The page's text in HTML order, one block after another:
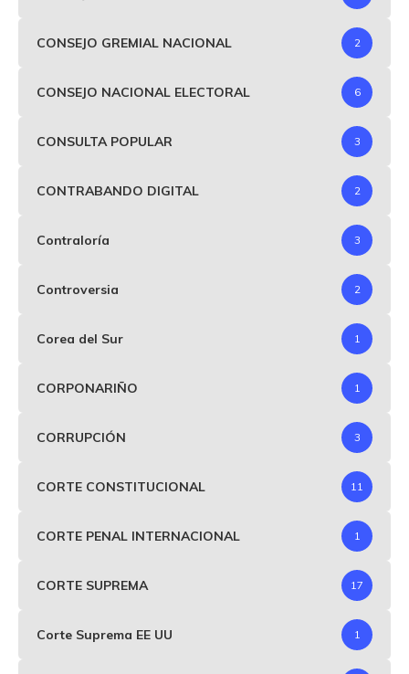
CONSEJO GREMIAL NACIONAL 2
CONSEJO NACIONAL ELECTORAL 6
CONSULTA POPULAR 3
CONTRABANDO DIGITAL 2
Contraloría 3
Controversia 2
Corea del Sur 1
CORPONARIÑO 1
CORRUPCIÓN 3
CORTE CONSTITUCIONAL 11
CORTE PENAL INTERNACIONAL 1
CORTE SUPREMA 17
Corte Suprema EE UU 1